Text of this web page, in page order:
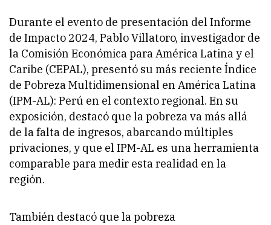
Durante el evento de presentación del Informe
de Impacto 2024, Pablo Villatoro, investigador de
la Comisión Económica para América Latina y el
Caribe (CEPAL), presentó su más reciente Índice
de Pobreza Multidimensional en América Latina
(IPM-AL): Perú en el contexto regional. En su
exposición, destacó que la pobreza va más allá
de la falta de ingresos, abarcando múltiples
privaciones, y que el IPM-AL es una herramienta
comparable para medir esta realidad en la
región.
También destacó que la pobreza